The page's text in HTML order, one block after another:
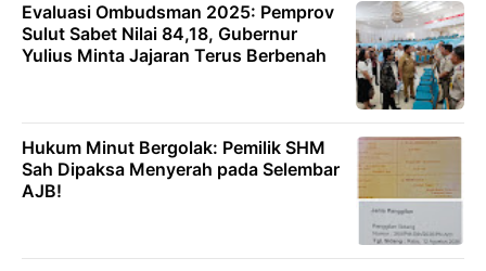
Evaluasi Ombudsman 2025: Pemprov
Sulut Sabet Nilai 84,18, Gubernur
Yulius Minta Jajaran Terus Berbenah
Hukum Minut Bergolak: Pemilik SHM
Sah Dipaksa Menyerah pada Selembar
AJB!